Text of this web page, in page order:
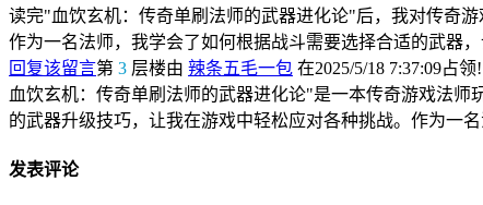
读完"血饮玄机：传奇单刷法师的武器进化论"后，我对传奇
作为一名法师，我学会了如何根据战斗需要选择合适的武器
回复该留言第 3 层楼由 辣条五毛一包 在2025/5/18 7:37:09占领!
血饮玄机：传奇单刷法师的武器进化论"是一本传奇游戏法
的武器升级技巧，让我在游戏中轻松应对各种挑战。作为一
发表评论